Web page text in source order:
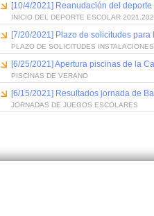
[10/4/2021] Reanudación del
INICIO DEL DEPORTE ESCOLAR
[7/20/2021] Plazo de solicitudes
PLAZO DE SOLICITUDES
[6/25/2021] Apertura piscinas de la
PISCINAS DE VERANO
[6/15/2021] Resultados jornada de
JORNADAS DE JUEGOS ESCOLARES